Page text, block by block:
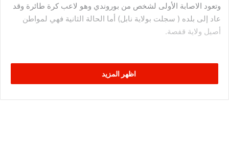
وتعود الاصابة الأولى لشخص من بوروندي وهو لاعب كرة طائرة وقد
عاد إلى بلده ( سجلت بولاية نابل) أما الحالة الثانية فهي لمواطن
أصيل ولاية قفصة.
اظهر المزيد